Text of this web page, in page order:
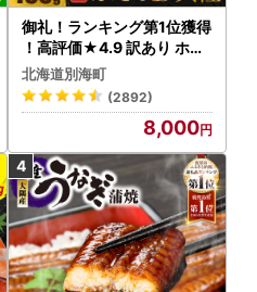
御礼！ランキング第1位獲得
！高評価★4.9 訳あり ホタ
テ 400g（ほたて 帆立 貝柱
冷凍 ）
北海道別海町
(2892)
8,000